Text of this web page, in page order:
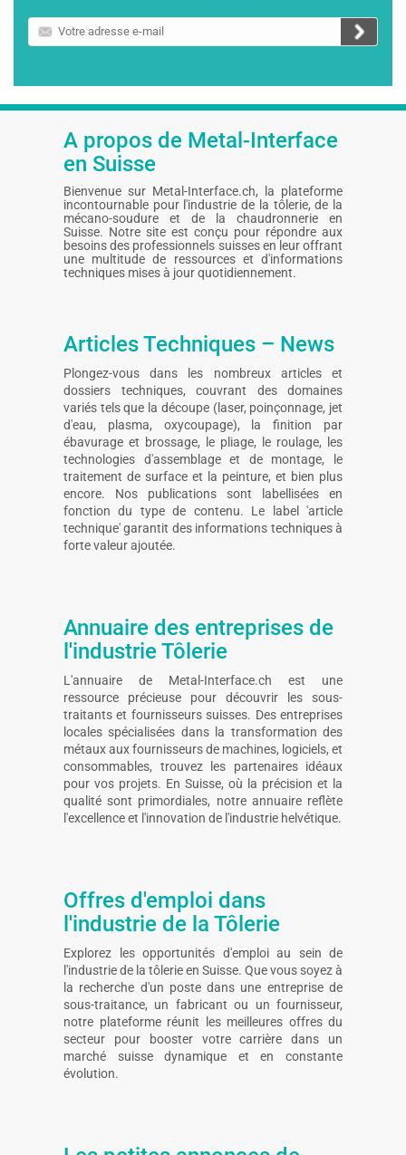
Votre
adresse
A propos de Metal-Interface
en Suisse
Bienvenue sur Metal-Interface.ch, la plateforme
incontournable pour l'industrie de la tôlerie, de la
mécano-soudure et de la chaudronnerie en
Suisse. Notre site est conçu pour répondre aux
besoins des professionnels suisses en leur offrant
une multitude de ressources et d'informations
techniques mises à jour quotidiennement.
Articles Techniques – News
Plongez-vous dans les nombreux articles et
dossiers techniques, couvrant des domaines
variés tels que la découpe (laser, poinçonnage, jet
d'eau, plasma, oxycoupage), la finition par
ébavurage et brossage, le pliage, le roulage, les
technologies d'assemblage et de montage, le
traitement de surface et la peinture, et bien plus
encore. Nos publications sont labellisées en
fonction du type de contenu. Le label 'article
technique' garantit des informations techniques à
forte valeur ajoutée.
Annuaire des entreprises de
l'industrie Tôlerie
L'annuaire de Metal-Interface.ch est une
ressource précieuse pour découvrir les sous-
traitants et fournisseurs suisses. Des entreprises
locales spécialisées dans la transformation des
métaux aux fournisseurs de machines, logiciels, et
consommables, trouvez les partenaires idéaux
pour vos projets. En Suisse, où la précision et la
qualité sont primordiales, notre annuaire reflète
l'excellence et l'innovation de l'industrie helvétique.
Offres d'emploi dans
l'industrie de la Tôlerie
Explorez les opportunités d'emploi au sein de
l'industrie de la tôlerie en Suisse. Que vous soyez à
la recherche d'un poste dans une entreprise de
sous-traitance, un fabricant ou un fournisseur,
notre plateforme réunit les meilleures offres du
secteur pour booster votre carrière dans un
marché suisse dynamique et en constante
évolution.